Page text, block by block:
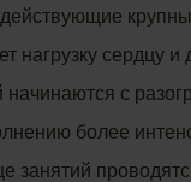
нагрузку сердцу
начинаются с
более
занятий